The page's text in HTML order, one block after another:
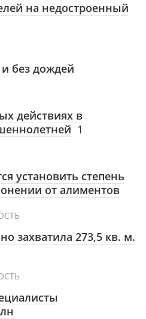
на недостроенный
без дождей
действиях в
1
установить степень
от алиментов
захватила 273,5 кв. м.